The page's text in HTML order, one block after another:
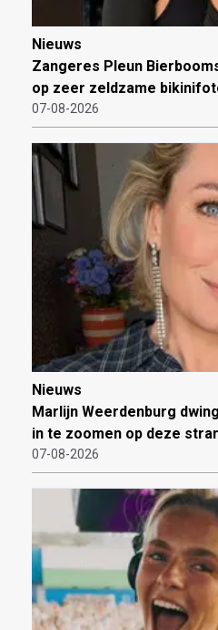
Nieuws
Zangeres Pleun
op zeer zeldzame
07-08-2026
Nieuws
Marlijn Weerdenburg
in te zoomen op deze
07-08-2026